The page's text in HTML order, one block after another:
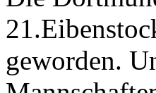
geworden.